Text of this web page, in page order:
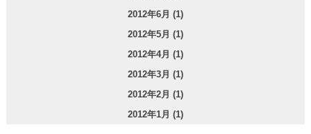
2012年6月 (1)
2012年5月 (1)
2012年4月 (1)
2012年3月 (1)
2012年2月 (1)
2012年1月 (1)